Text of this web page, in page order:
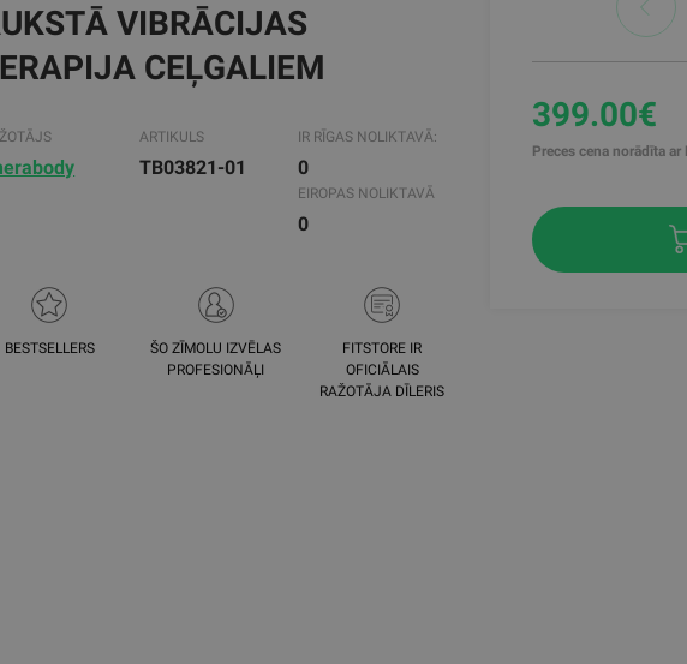
VIBRĀCIJAS
CEĻGALIEM
ARTIKULS
TB03821-01
IR RĪGAS NOLIKTAVĀ:
0
EIROPAS NOLIKTAVĀ
0
BESTSELLERS
ŠO ZĪMOLU IZVĒLAS
PROFESIONĀĻI
FITSTORE IR
OFICIĀLAIS
RAŽOTĀJA DĪLERIS
399.00€
Preces cena norādīta ar